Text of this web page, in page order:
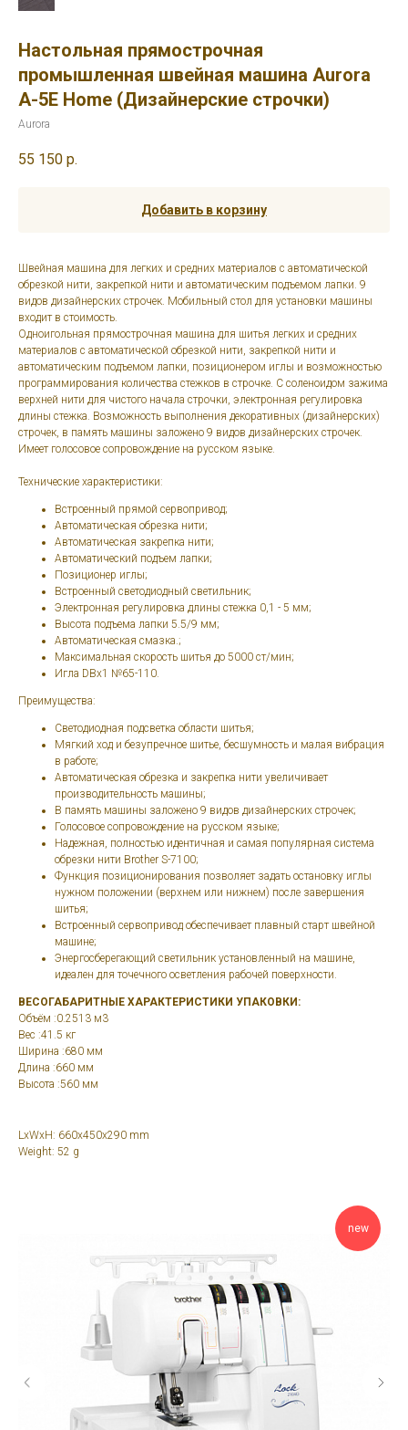
Настольная прямострочная
промышленная швейная машина Aurora
A-5E Home (Дизайнерские строчки)
Aurora
55 150 р.
Добавить в корзину
Швейная машина для легких и средних материалов с автоматической
обрезкой нити, закрепкой нити и автоматическим подъемом лапки. 9
видов дизайнерских строчек. Мобильный стол для установки машины
входит в стоимость.
Одноигольная прямострочная машина для шитья легких и средних
материалов с автоматической обрезкой нити, закрепкой нити и
автоматическим подъемом лапки, позиционером иглы и возможностью
программирования количества стежков в строчке. C соленоидом зажима
верхней нити для чистого начала строчки, электронная регулировка
длины стежка. Возможность выполнения декоративных (дизайнерских)
строчек, в память машины заложено 9 видов дизайнерских строчек.
Имеет голосовое сопровождение на русском языке.
Технические характеристики:
Встроенный прямой сервопривод;
Автоматическая обрезка нити;
Автоматическая закрепка нити;
Автоматический подъем лапки;
Позиционер иглы;
Встроенный светодиодный светильник;
Электронная регулировка длины стежка 0,1 - 5 мм;
Высота подъема лапки 5.5/9 мм;
Автоматическая смазка.;
Максимальная скорость шитья до 5000 ст/мин;
Игла DBx1 №65-110.
Преимущества:
Светодиодная подсветка области шитья;
Мягкий ход и безупречное шитье, бесшумность и малая вибрация
в работе;
Автоматическая обрезка и закрепка нити увеличивает
производительность машины;
В память машины заложено 9 видов дизайнерских строчек;
Голосовое сопровождение на русском языке;
Надежная, полностью идентичная и самая популярная система
обрезки нити Brother S-7100;
Функция позиционирования позволяет задать остановку иглы
нужном положении (верхнем или нижнем) после завершения
шитья;
Встроенный сервопривод обеспечивает плавный старт швейной
машине;
Энергосберегающий светильник установленный на машине,
идеален для точечного осветления рабочей поверхности.
ВЕСОГАБАРИТНЫЕ ХАРАКТЕРИСТИКИ УПАКОВКИ:
Объём :0.2513 м3
Вес :41.5 кг
Ширина :680 мм
Длина :660 мм
Высота :560 мм
LxWxH: 660x450x290 mm
Weight: 52 g
new